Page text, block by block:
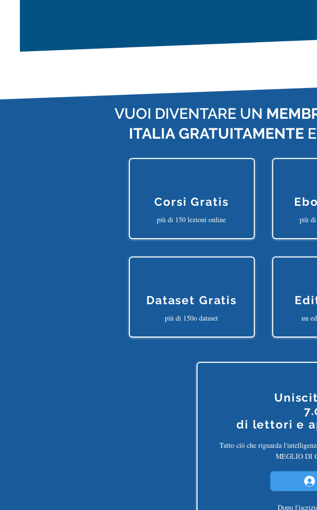
VUOI DIVENTARE UN
ITALIA GRATUITAMENTE
Corsi Gratis
più di 150 lezioni online
Dataset Gratis
più di 150o dataset
più
un
di lettori e
Tutto ciò che riguarda
MEGLIO DI
Dopo